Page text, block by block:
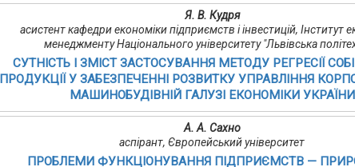
Я. В. Кудря
асистент кафедри економіки підприємств і інвестицій, Інститут
менеджменту Національного університету "Львівська
СУТНІСТЬ І ЗМІСТ ЗАСТОСУВАННЯ МЕТОДУ РЕГРЕСІЇ
ПРОДУКЦІЇ У ЗАБЕЗПЕЧЕННІ РОЗВИТКУ УПРАВЛІННЯ
МАШИНОБУДІВНІЙ ГАЛУЗІ ЕКОНОМІКИ УКРАЇНИ
А. А. Сахно
аспірант, Європейський університет
ПРОБЛЕМИ ФУНКЦІОНУВАННЯ ПІДПРИЄМСТВ —